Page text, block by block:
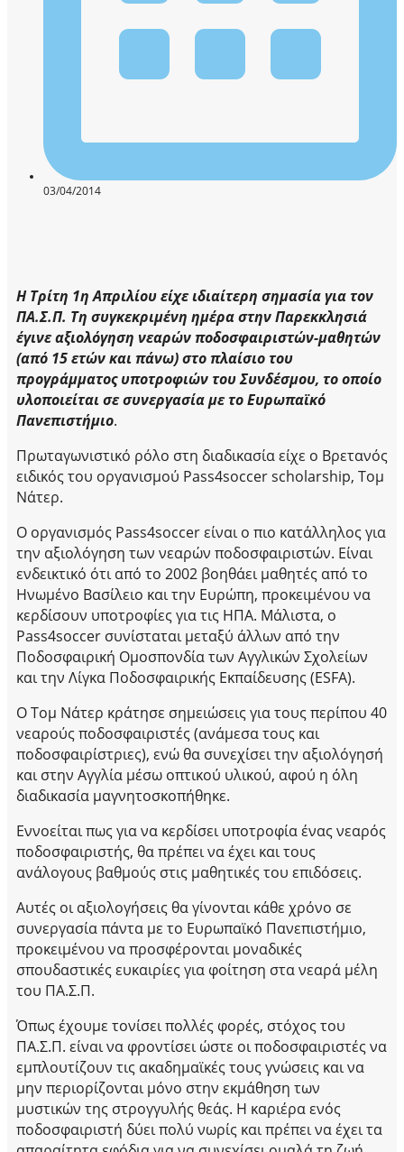
03/04/2014
Η Τρίτη 1η Απριλίου είχε ιδιαίτερη σημασία για τον
ΠΑ.Σ.Π. Τη συγκεκριμένη ημέρα στην Παρεκκλησιά
έγινε αξιολόγηση νεαρών ποδοσφαιριστών-μαθητών
(από 15 ετών και πάνω) στο πλαίσιο του
προγράμματος υποτροφιών του Συνδέσμου, το οποίο
υλοποιείται σε συνεργασία με το Ευρωπαϊκό
Πανεπιστήμιο.
Πρωταγωνιστικό ρόλο στη διαδικασία είχε ο Βρετανός
ειδικός του οργανισμού Pass4soccer scholarship, Τομ
Νάτερ.
Ο οργανισμός Pass4soccer είναι ο πιο κατάλληλος για
την αξιολόγηση των νεαρών ποδοσφαιριστών. Είναι
ενδεικτικό ότι από το 2002 βοηθάει μαθητές από το
Ηνωμένο Βασίλειο και την Ευρώπη, προκειμένου να
κερδίσουν υποτροφίες για τις ΗΠΑ. Μάλιστα, ο
Pass4soccer συνίσταται μεταξύ άλλων από την
Ποδοσφαιρική Ομοσπονδία των Αγγλικών Σχολείων
και την Λίγκα Ποδοσφαιρικής Εκπαίδευσης (ESFA).
Ο Τομ Νάτερ κράτησε σημειώσεις για τους περίπου 40
νεαρούς ποδοσφαιριστές (ανάμεσα τους και
ποδοσφαιρίστριες), ενώ θα συνεχίσει την αξιολόγησή
και στην Αγγλία μέσω οπτικού υλικού, αφού η όλη
διαδικασία μαγνητοσκοπήθηκε.
Εννοείται πως για να κερδίσει υποτροφία ένας νεαρός
ποδοσφαιριστής, θα πρέπει να έχει και τους
ανάλογους βαθμούς στις μαθητικές του επιδόσεις.
Αυτές οι αξιολογήσεις θα γίνονται κάθε χρόνο σε
συνεργασία πάντα με το Ευρωπαϊκό Πανεπιστήμιο,
προκειμένου να προσφέρονται μοναδικές
σπουδαστικές ευκαιρίες για φοίτηση στα νεαρά μέλη
του ΠΑ.Σ.Π.
Όπως έχουμε τονίσει πολλές φορές, στόχος του
ΠΑ.Σ.Π. είναι να φροντίσει ώστε οι ποδοσφαιριστές να
εμπλουτίζουν τις ακαδημαϊκές τους γνώσεις και να
μην περιορίζονται μόνο στην εκμάθηση των
μυστικών της στρογγυλής θεάς. Η καριέρα ενός
ποδοσφαιριστή δύει πολύ νωρίς και πρέπει να έχει τα